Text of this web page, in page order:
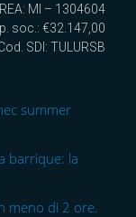
REA: MI – 1304604
soc.: €32.147,00
SDI: TULURSB
summer
barrique: la
meno di 2 ore.